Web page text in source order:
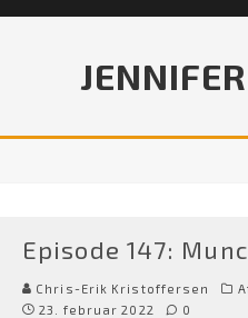
Episode 147:
Chris-Erik Kristoffersen
23. februar 2022
0